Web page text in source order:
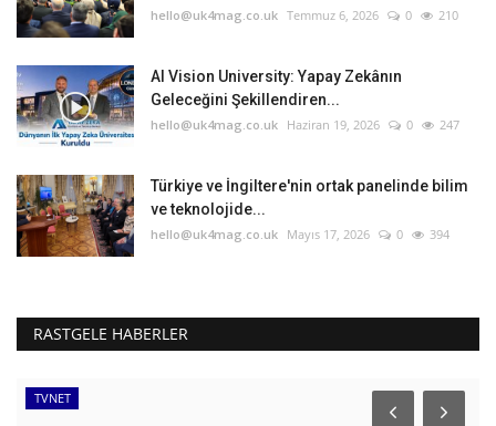
hello@uk4mag.co.uk Temmuz 6, 2026 0 210
AI Vision University: Yapay Zekânın
Geleceğini Şekillendiren...
hello@uk4mag.co.uk Haziran 19, 2026 0 247
Türkiye ve İngiltere'nin ortak panelinde bilim
ve teknolojide...
hello@uk4mag.co.uk Mayıs 17, 2026 0 394
RASTGELE HABERLER
TVNET